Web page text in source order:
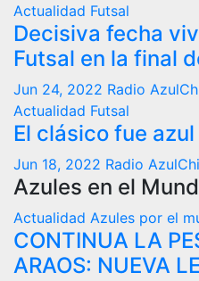
Actualidad Futsal
Decisiva fecha
Futsal en la final
Jun 24, 2022 Radio
Actualidad Futsal
El clásico fue
Jun 18, 2022 Radio
Azules en el
Actualidad Azules por el
CONTINUA LA
ARAOS: NUEVA